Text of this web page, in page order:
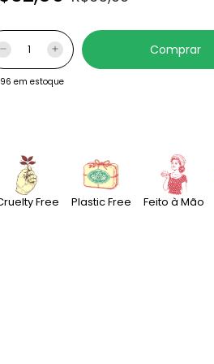
em estoque
Free Plastic Free Feito à Mão